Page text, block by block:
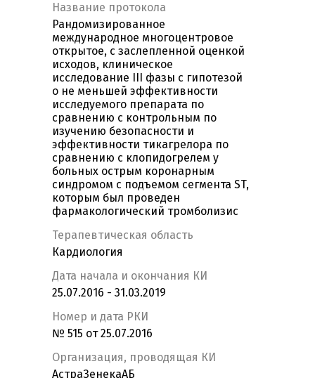
Название протокола
Рандомизированное
международное многоцентровое
открытое, с заслепленной оценкой
исходов, клиническое
исследование III фазы с гипотезой
о не меньшей эффективности
исследуемого препарата по
сравнению с контрольным по
изучению безопасности и
эффективности тикагрелора по
сравнению с клопидогрелем у
больных острым коронарным
синдромом с подъемом сегмента ST,
которым был проведен
фармакологический тромболизис
Терапевтическая область
Кардиология
Дата начала и окончания КИ
25.07.2016 - 31.03.2019
Номер и дата РКИ
№ 515 от 25.07.2016
Организация, проводящая КИ
АстраЗенекаАБ